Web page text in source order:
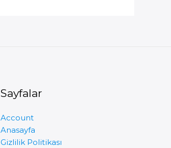
Sayfalar
Account
Anasayfa
Gizlilik Politikası